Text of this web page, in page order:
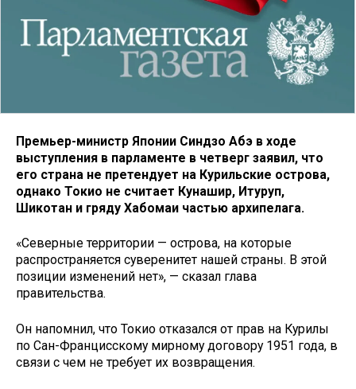
Премьер-министр Японии Синдзо Абэ в ходе
выступления в парламенте в четверг заявил, что
его страна не претендует на Курильские острова,
однако Токио не считает Кунашир, Итуруп,
Шикотан и гряду Хабомаи частью архипелага.
«Северные территории — острова, на которые
распространяется суверенитет нашей страны. В этой
позиции изменений нет», — сказал глава
правительства.
Он напомнил, что Токио отказался от прав на Курилы
по Сан-Францисскому мирному договору 1951 года, в
связи с чем не требует их возвращения.